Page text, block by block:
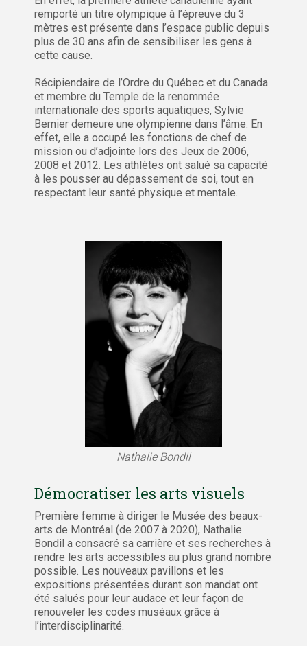
remporté un titre olympique à l’épreuve du 3
mètres est présente dans l’espace public depuis
plus de 30 ans afin de sensibiliser les gens à
cette cause.
Récipiendaire de l’Ordre du Québec et du Canada
et membre du Temple de la renommée
internationale des sports aquatiques, Sylvie
Bernier demeure une olympienne dans l’âme. En
effet, elle a occupé les fonctions de chef de
mission ou d’adjointe lors des Jeux de 2006,
2008 et 2012. Les athlètes ont salué sa capacité
à les pousser au dépassement de soi, tout en
respectant leur santé physique et mentale.
Nathalie Bondil
Démocratiser les arts visuels
Première femme à diriger le Musée des beaux-
arts de Montréal (de 2007 à 2020), Nathalie
Bondil a consacré sa carrière et ses recherches à
rendre les arts accessibles au plus grand nombre
possible. Les nouveaux pavillons et les
expositions présentées durant son mandat ont
été salués pour leur audace et leur façon de
renouveler les codes muséaux grâce à
l’interdisciplinarité.